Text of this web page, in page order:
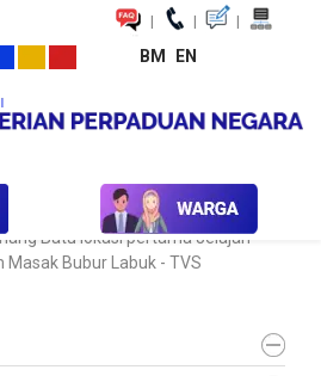
| | |
BM EN
Koleksi Media Keratan Akhbar
Batu lokasi pertama Jelajah
Bubur Labuk - TVS